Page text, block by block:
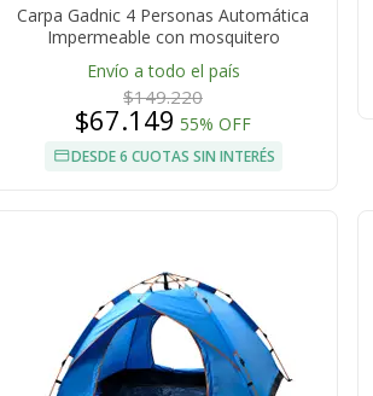
Carpa Gadnic 4 Personas Automática
Impermeable con mosquitero
Envío a todo el país
$149.220
$67.149 55% OFF
DESDE 6 CUOTAS SIN INTERÉS